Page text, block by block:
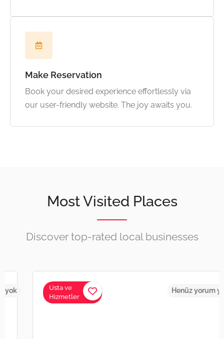
Make Reservation
Book your desired experience effortlessly via
our user-friendly website. The joy awaits you.
Most Visited Places
Discover top-rated local businesses
Usta ve
Hizmetler
Henüz yorum yok